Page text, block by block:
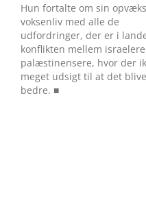
Hun fortalte om sin
voksenliv med alle de
udfordringer, der er i
konflikten mellem
palæstinensere, hvor der
meget udsigt til at det
bedre. ■